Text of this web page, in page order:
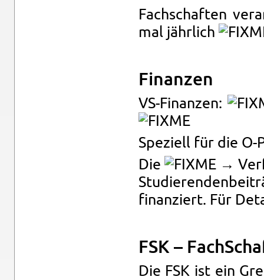
Fach­schaf­ten
mal jähr­lich
Fi­nan­zen
VS-Fi­nan­zen:
Spe­zi­ell für die O-
Die
→
fi­nan­ziert. Für
FSK –
Die FSK ist ein